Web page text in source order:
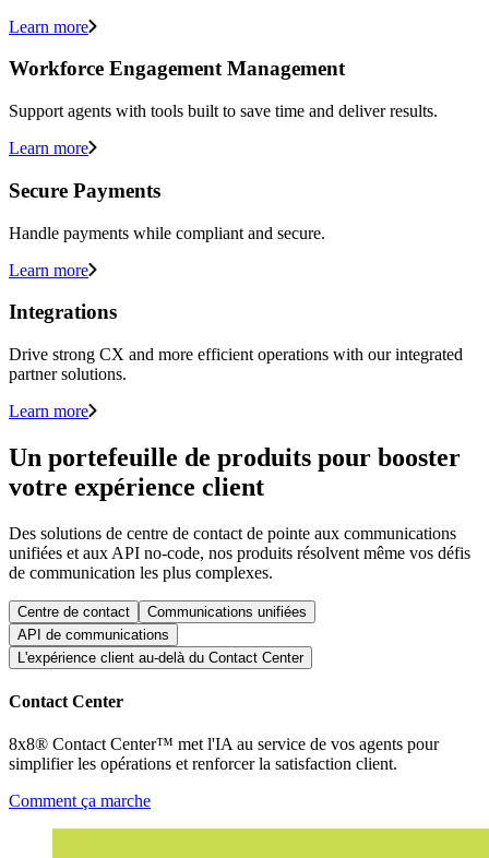
Learn more
Workforce Engagement Management
Support agents with tools built to save time and deliver results.
Learn more
Secure Payments
Handle payments while compliant and secure.
Learn more
Integrations
Drive strong CX and more efficient operations with our integrated
partner solutions.
Learn more
Un portefeuille de produits pour booster
votre expérience client
Des solutions de centre de contact de pointe aux communications
unifiées et aux API no-code, nos produits résolvent même vos défis
de communication les plus complexes.
Centre de contact
Communications unifiées
API de communications
L'expérience client au-delà du Contact Center
Contact Center
8x8® Contact Center™ met l'IA au service de vos agents pour
simplifier les opérations et renforcer la satisfaction client.
Comment ça marche